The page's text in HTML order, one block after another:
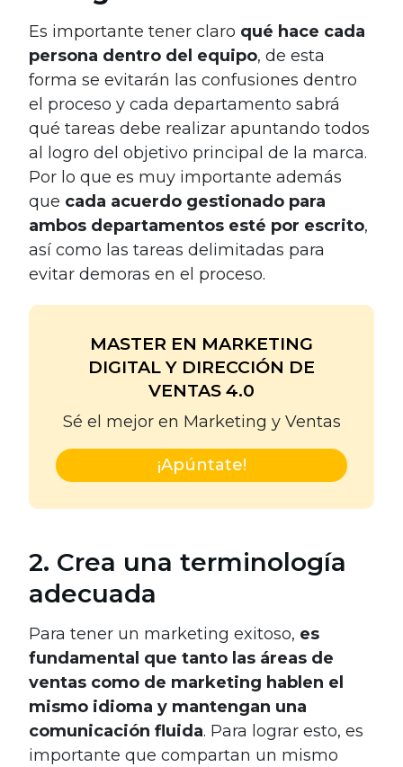
Es importante tener claro qué hace cada
persona dentro del equipo, de esta
forma se evitarán las confusiones dentro
el proceso y cada departamento sabrá
qué tareas debe realizar apuntando todos
al logro del objetivo principal de la marca.
Por lo que es muy importante además
que cada acuerdo gestionado para
ambos departamentos esté por escrito,
así como las tareas delimitadas para
evitar demoras en el proceso.
MASTER EN MARKETING
DIGITAL Y DIRECCIÓN DE
VENTAS 4.0
Sé el mejor en Marketing y Ventas
¡Apúntate!
2. Crea una terminología
adecuada
Para tener un marketing exitoso, es
fundamental que tanto las áreas de
ventas como de marketing hablen el
mismo idioma y mantengan una
comunicación fluida. Para lograr esto, es
importante que compartan un mismo